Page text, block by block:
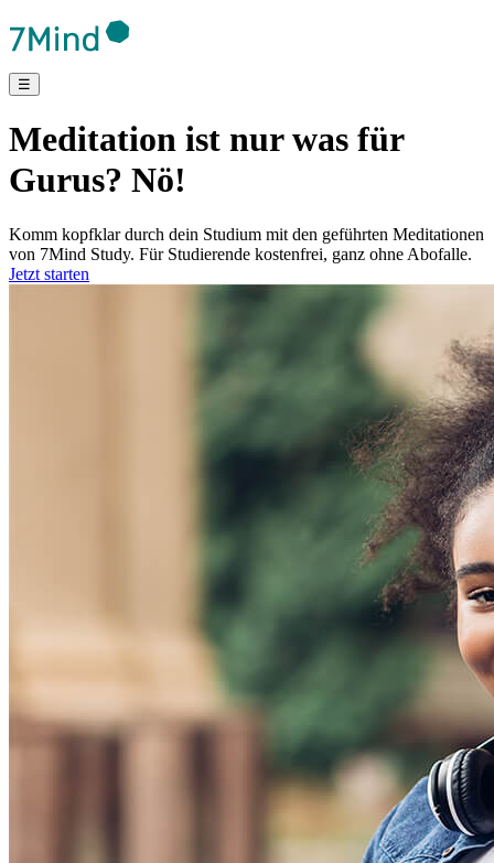
☰
Meditation ist nur was für
Gurus? Nö!
Komm kopfklar durch dein Studium mit den geführten Meditationen
von 7Mind Study. Für Studierende kostenfrei, ganz ohne Abofalle.
Jetzt starten